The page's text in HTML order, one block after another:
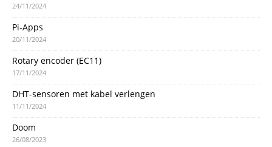
24/11/2024
Pi-Apps
20/11/2024
Rotary encoder (EC11)
17/11/2024
DHT-sensoren met kabel verlengen
11/11/2024
Doom
26/08/2023